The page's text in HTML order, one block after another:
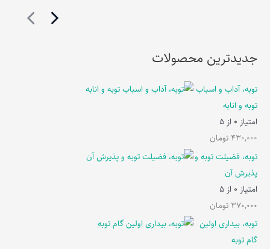
جدیدترین محصولات
توبه، آداب و اسباب
توبه و انابه
امتیاز 0 از 5
430,000 تومان
توبه، فضیلت توبه و
پذیرش آن
امتیاز 0 از 5
370,000 تومان
توبه، بیداری اولین
گام توبه